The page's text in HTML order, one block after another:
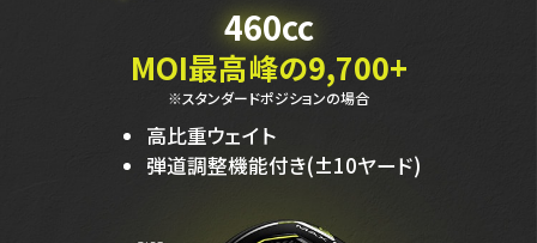
460cc
MOI最高峰の9,700+
※スタンダードポジションの場合
高比重ウェイト
弾道調整機能付き(±10ヤード)